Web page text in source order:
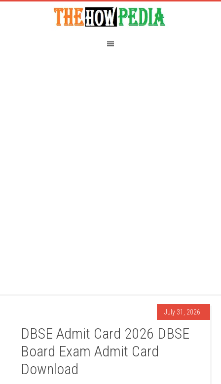
July 31, 2026
DBSE Admit Card 2026 DBSE
Board Exam Admit Card
Download